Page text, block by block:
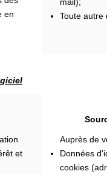
en
Toute autre
et
Auprès de
Données
cookies